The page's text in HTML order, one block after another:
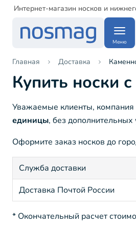
Интернет-магазин носков и
Меню
Главная Доставка
Купить носки
Уважаемые клиенты, компания
единицы, без дополнительных
Оформите заказ носков до
Служба доставки
Доставка Почтой России
* Окончательный расчет